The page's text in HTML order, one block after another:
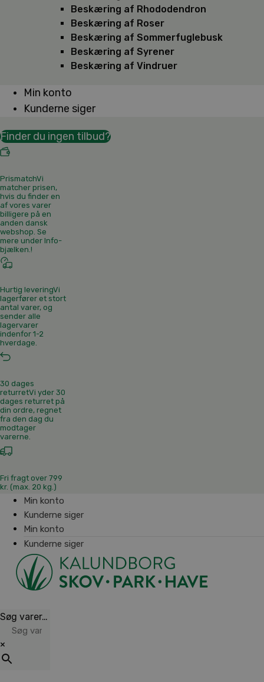
Beskæring af Rhododendron
Beskæring af Roser
Beskæring af Sommerfuglebusk
Beskæring af Syrener
Beskæring af Vindruer
Min konto
Kunderne siger
Finder du ingen tilbud?
PrismatchVi
matcher prisen,
hvis du finder en
af vores varer
billigere på en
anden dansk
webshop. Se
mere under Info-
bjælken.!
Hurtig leveringVi
lagerfører et stort
antal varer, og
sender alle
lagervarer
indenfor 1-2
hverdage.
30 dages
returretVi yder 30
dages returret på
din ordre, regnet
fra den dag du
modtager
varerne.
Fri fragt over 799
kr. (max. 20 kg.)
Min konto
Kunderne siger
Min konto
Kunderne siger
Søg varer…
×